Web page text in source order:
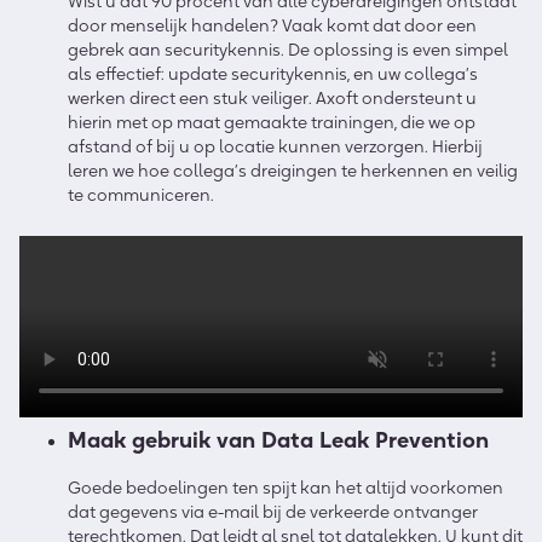
door menselijk handelen? Vaak komt dat door een
gebrek aan securitykennis. De oplossing is even simpel
als effectief: update securitykennis, en uw collega’s
werken direct een stuk veiliger. Axoft ondersteunt u
hierin met op maat gemaakte trainingen, die we op
afstand of bij u op locatie kunnen verzorgen. Hierbij
leren we hoe collega’s dreigingen te herkennen en veilig
te communiceren.
Maak gebruik van Data Leak Prevention
Goede bedoelingen ten spijt kan het altijd voorkomen
dat gegevens via e-mail bij de verkeerde ontvanger
terechtkomen. Dat leidt al snel tot datalekken. U kunt dit